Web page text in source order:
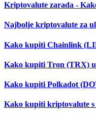
Kriptovalute zarada -
Najbolje kriptovalute za
Kako kupiti Chainlink
Kako kupiti Tron (TRX) u
Kako kupiti Polkadot
Kako kupiti kriptovalute s